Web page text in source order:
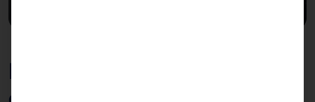
Enorme capacidad de